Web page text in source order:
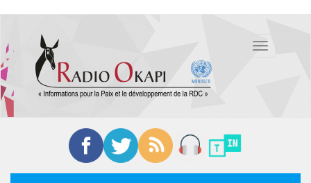
contenu
principal
Toggle